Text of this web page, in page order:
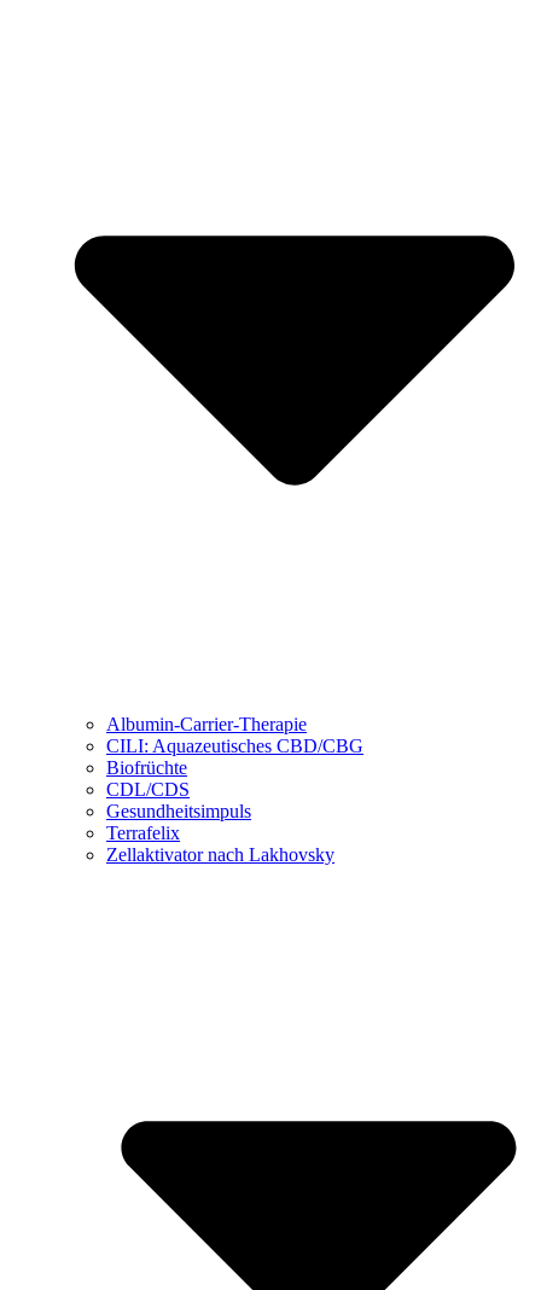
Albumin-Carrier-Therapie
CILI: Aquazeutisches CBD/CBG
Biofrüchte
CDL/CDS
Gesundheitsimpuls
Terrafelix
Zellaktivator nach Lakhovsky